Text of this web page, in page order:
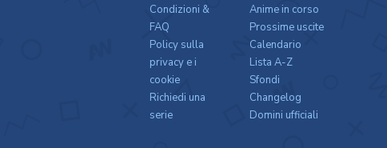
Condizioni &
FAQ
Policy sulla
privacy e i
cookie
Richiedi una
serie
Anime in corso
Prossime uscite
Calendario
Lista A-Z
Sfondi
Changelog
Domini ufficiali